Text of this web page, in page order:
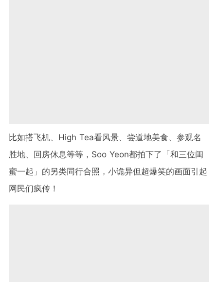
比如搭飞机、High Tea看风景、尝道地美食、参观名
胜地、回房休息等等，Soo Yeon都拍下了「和三位闺
蜜一起」的另类同行合照，小诡异但超爆笑的画面引起
网民们疯传！